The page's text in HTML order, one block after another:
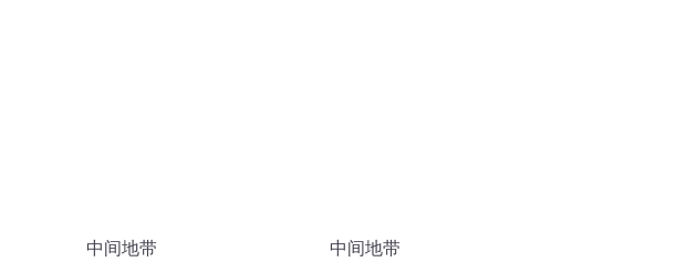
中间地带 中间地带